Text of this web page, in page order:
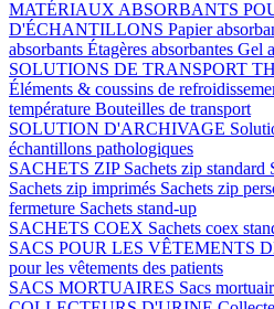
MATÉRIAUX ABSORBANTS
D'ÉCHANTILLONS Papier
absorbants Étagères absorbantes Gel
SOLUTIONS DE TRANSPORT
Éléments & coussins de
température Bouteilles de transport
SOLUTION D'ARCHIVAGE
échantillons pathologiques
SACHETS ZIP Sachets zip standard
Sachets zip imprimés Sachets zip
fermeture Sachets stand-up
SACHETS COEX Sachets coex
SACS POUR LES VÊTEMENTS
pour les vêtements des patients
SACS MORTUAIRES Sacs